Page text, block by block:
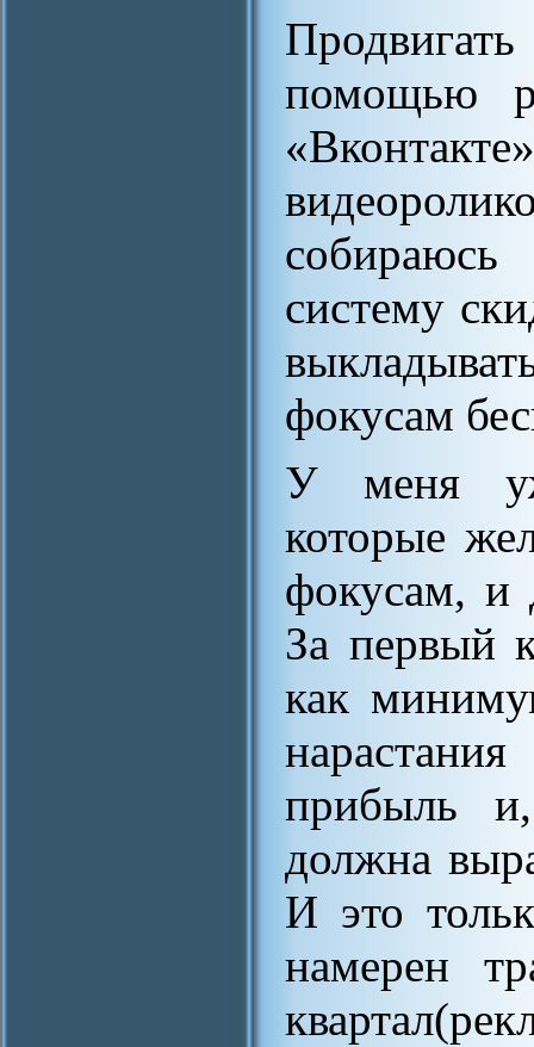
помощью
систему
фокусам
У меня
которые
фокусам, и
За первый
как
прибыль
должна
И это
намерен